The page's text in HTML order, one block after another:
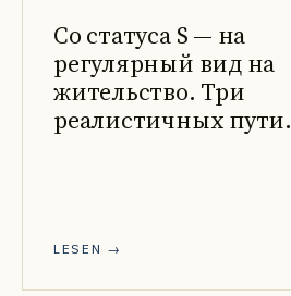
Со статуса S — на
регулярный вид на
жительство. Три
реалистичных пути.
LESEN →